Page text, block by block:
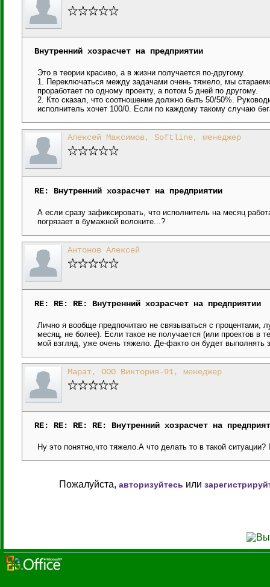
Внутренний хозрасчет на предприятии
Это в теории красиво, а в жизни получается по-другому.
1. Переключаться между задачами очень тяжело, мы
проработает по одному проекту, а потом 5 дней по другому.
2. Кто сказал, что соотношение должно быть 50/50%.
исполнитель хочет 100/0. Если по каждому такому случаю
Алексей Максимов, Softline, менеджер
RE: Внутренний хозрасчет на предприятии
А если сразу зафиксировать, что исполнитель на месяц
погрязает в бумажной волоките...?
Антонов Алексей
RE: RE: RE: Внутренний хозрасчет на предприятии
Лично я вообще предпочитаю не связываться с процентами,
месяц, не более). Если такое не получается (или проектов в
мой взгляд, уже очень тяжело. Де-факто он будет выполнять
Марат, ООО Виктория-91, менеджер
RE: RE: RE: RE: Внутренний хозрасчет на
Ну это понятно,что тяжело.А что делать то в такой
Пожалуйста, авторизуйтесь или